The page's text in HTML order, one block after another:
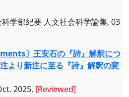
学部紀要 人文社会科学論集, 03
〕王安石の『詩』解釈につ
より新注に至る『詩』解釈の変
2025, [Reviewed]